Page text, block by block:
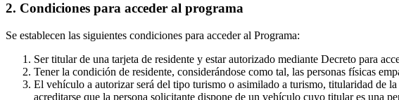
2. Condiciones para acceder al programa
Se establecen las siguientes condiciones para acceder al Programa:
Ser titular de una tarjeta de residente y estar autorizado mediante Decreto para
Tener la condición de residente, considerándose como tal, las personas físicas
El vehículo a autorizar será del tipo turismo o asimilado a turismo, titularidad de
acreditarse que la persona solicitante dispone de un vehículo cuyo titular es una